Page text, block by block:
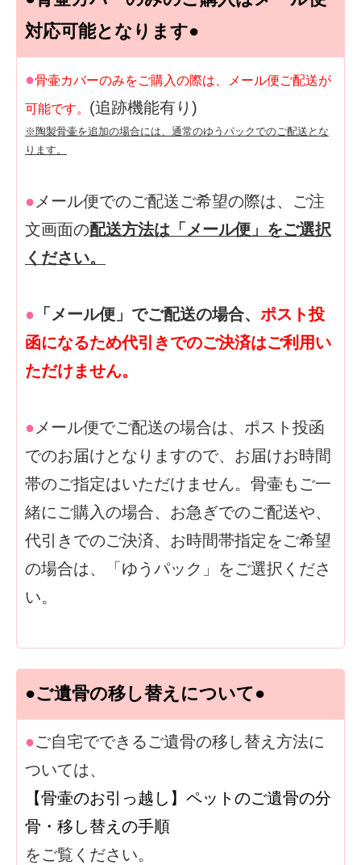
対応可能となります●
●骨壷カバーのみをご購入の際は、メール便ご配送が
可能です。 (追跡機能有り)
※陶製骨壷を追加の場合には、通常のゆうパックでのご配送とな
ります。
●メール便でのご配送ご希望の際は、ご注
文画面の配送方法は「メール便」をご選択
ください。
● 「メール便」でご配送の場合、 ポスト投
函になるため代引きでのご決済はご利用い
ただけません。
●メール便でご配送の場合は、ポスト投函
でのお届けとなりますので、お届けお時間
帯のご指定はいただけません。骨壷もご一
緒にご購入の場合、お急ぎでのご配送や、
代引きでのご決済、お時間帯指定をご希望
の場合は、「ゆうパック」をご選択くださ
い。
●ご遺骨の移し替えについて●
●ご自宅でできるご遺骨の移し替え方法に
ついては、
【骨壷のお引っ越し】ペットのご遺骨の分
骨・移し替えの手順
をご覧ください。